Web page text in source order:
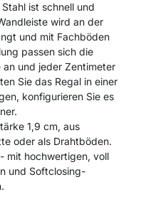
ist schnell und
wird an der
und mit Fachböden
passen sich die
und jeder Zentimeter
Sie das Regal in einer
konfigurieren Sie es
1,9 cm, aus
oder als Drahtböden.
- mit hochwertigen, voll
und Softclosing-